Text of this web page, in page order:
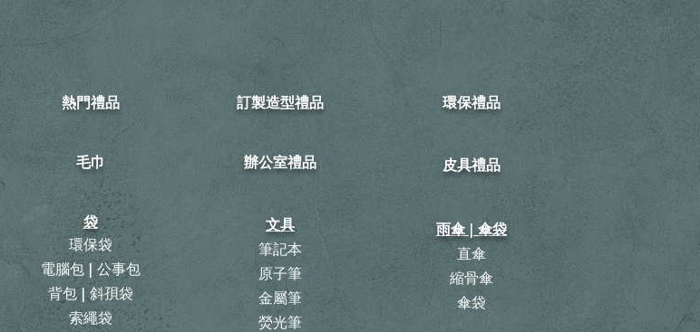
熱門禮品
毛巾
袋
環保袋
電腦包 | 公事包
背包|斜孭袋
​索繩袋
訂製造型禮品
​辦公室禮品
文具
筆記本
原子筆
金屬筆
熒光筆
環保禮品
皮具禮品
雨傘 | 傘袋
直傘
縮骨傘
​傘袋